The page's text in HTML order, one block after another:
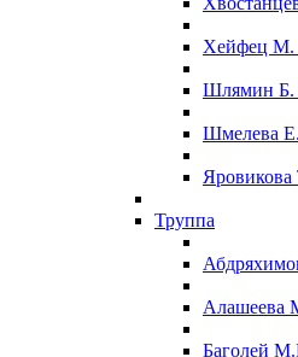
Хейфец
Шлямин Б.
Шмелева
Яровикова
Труппа
Алашеева
Баголей